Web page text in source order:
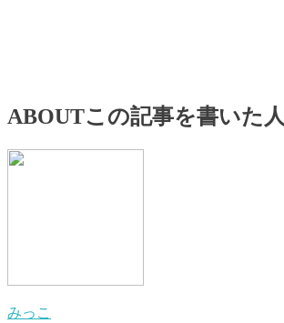
ABOUTこの記事を書いた人
みっこ